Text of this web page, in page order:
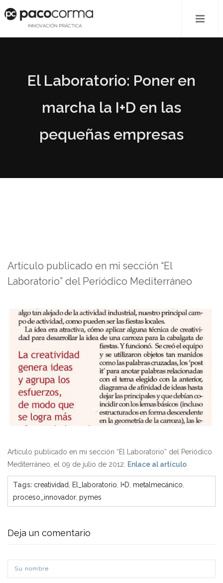
El Laboratorio: Poner en
marcha la I+D en las
pequeñas empresas
Artículo publicado en mi sección “El
Laboratorio” del Periódico Mediterráneo
Artículo publicado en mi sección “El Laboratorio” del Periódico
Mediterráneo, el 09 de julio de 2012.
Enlace al artículo
Tags: creatividad El_laboratorio I+D metalmecánico
proceso_innovador, pymes
Deja un comentario